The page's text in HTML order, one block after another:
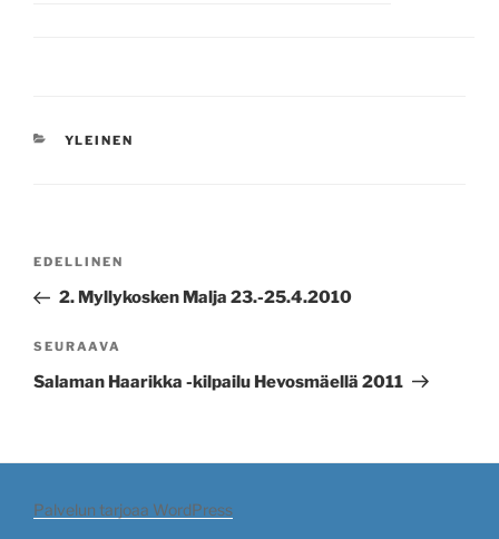
KATEGORIAT
YLEINEN
Edellinen
artikkeli
EDELLINEN
2. Myllykosken Malja 23.-25.4.2010
Seuraava
artikkeli
SEURAAVA
Salaman Haarikka -kilpailu Hevosmäellä 2011
Palvelun tarjoaa WordPress